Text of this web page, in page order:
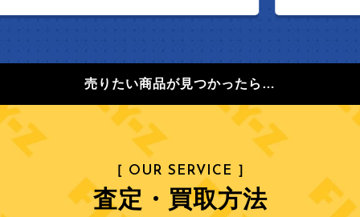
売りたい商品が見つかったら…
［ OUR SERVICE ］
査定・買取方法